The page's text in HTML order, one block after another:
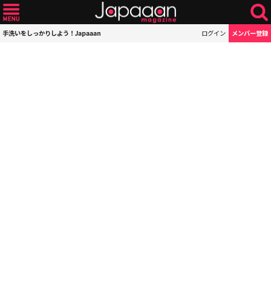
手洗いをしっかりしよう！Japaaan ログイン メンバー登録